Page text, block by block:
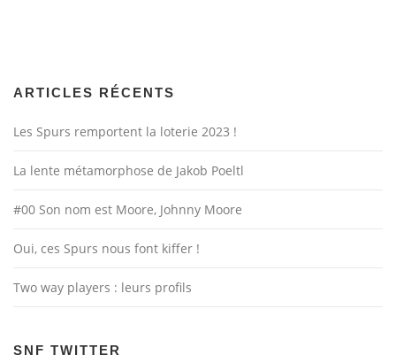
ARTICLES RÉCENTS
Les Spurs remportent la loterie 2023 !
La lente métamorphose de Jakob Poeltl
#00 Son nom est Moore, Johnny Moore
Oui, ces Spurs nous font kiffer !
Two way players : leurs profils
SNF TWITTER